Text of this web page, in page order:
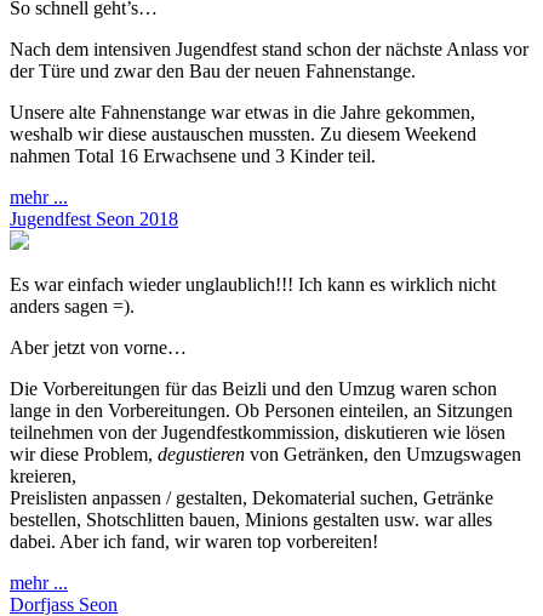
So schnell geht’s…
Nach dem intensiven Jugendfest stand schon der nächste Anlass vor
der Türe und zwar den Bau der neuen Fahnenstange.
Unsere alte Fahnenstange war etwas in die Jahre gekommen,
weshalb wir diese austauschen mussten. Zu diesem Weekend
nahmen Total 16 Erwachsene und 3 Kinder teil.
mehr ...
Jugendfest Seon 2018
Es war einfach wieder unglaublich!!! Ich kann es wirklich nicht
anders sagen =).
Aber jetzt von vorne…
Die Vorbereitungen für das Beizli und den Umzug waren schon
lange in den Vorbereitungen. Ob Personen einteilen, an Sitzungen
teilnehmen von der Jugendfestkommission, diskutieren wie lösen
wir diese Problem, degustieren von Getränken, den Umzugswagen
kreieren,
Preislisten anpassen / gestalten, Dekomaterial suchen, Getränke
bestellen, Shotschlitten bauen, Minions gestalten usw. war alles
dabei. Aber ich fand, wir waren top vorbereiten!
mehr ...
Dorfjass Seon